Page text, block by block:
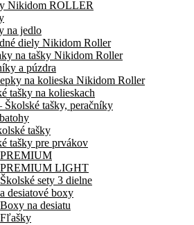
Nikidom ROLLER
na jedlo
diely Nikidom Roller
na tašky Nikidom Roller
a púzdra
na kolieska Nikidom Roller
tašky na kolieskach
tašky, peračníky
tašky
tašky pre prvákov
PREMIUM
PREMIUM LIGHT
Školské sety 3 dielne
desiatové boxy
Boxy na desiatu
Fľašky